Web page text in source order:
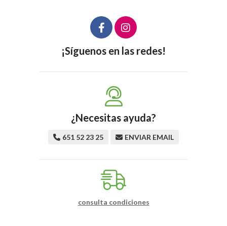
¡Síguenos en las redes!
¿Necesitas ayuda?
651 52 23 25 ENVIAR EMAIL
consulta condiciones